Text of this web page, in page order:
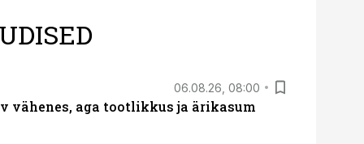
06.08.26, 08:00
vähenes, aga tootlikkus ja ärikasum